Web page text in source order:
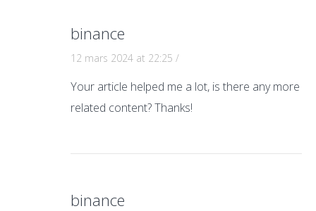
binance
12 mars 2024 at 22:25 /
Your article helped me a lot, is there any more
related content? Thanks!
binance